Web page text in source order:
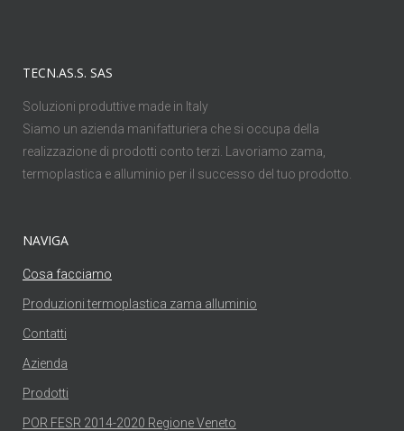
TECN.AS.S. SAS
Soluzioni produttive made in Italy
Siamo un azienda manifatturiera che si occupa della
realizzazione di prodotti conto terzi. Lavoriamo zama,
termoplastica e alluminio per il successo del tuo prodotto.
NAVIGA
Cosa facciamo
Produzioni termoplastica zama alluminio
Contatti
Azienda
Prodotti
POR FESR 2014-2020 Regione Veneto